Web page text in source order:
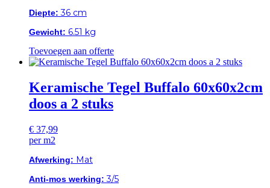
Diepte: 36 cm
Gewicht: 6.51 kg
Toevoegen aan offerte
Keramische Tegel Buffalo 60x60x2cm
doos a 2 stuks
€ 37,99
per m2
Afwerking: Mat
Anti-mos werking: 3/5